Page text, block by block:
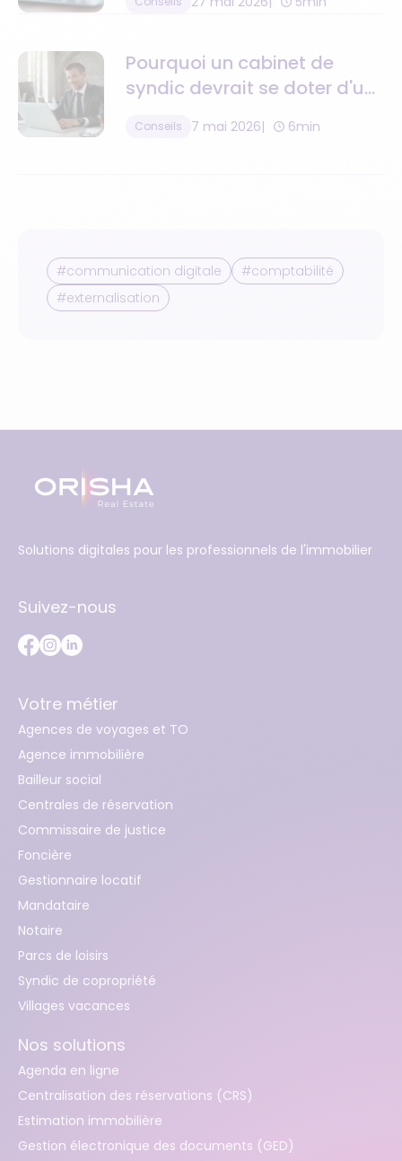
Pourquoi un cabinet de
syndic devrait se doter d'un
relation client ?
Conseils 7 mai 2026 6min
#communication digitale
#comptabilité
#externalisation
Solutions digitales pour les professionnels de l'immobilier
Suivez-nous
Votre métier
Agences de voyages et TO
Agence immobilière
Bailleur social
Centrales de réservation
Commissaire de justice
Foncière
Gestionnaire locatif
Mandataire
Notaire
Parcs de loisirs
Syndic de copropriété
Villages vacances
Nos solutions
Agenda en ligne
Centralisation des réservations (CRS)
Estimation immobilière
Gestion électronique des documents (GED)